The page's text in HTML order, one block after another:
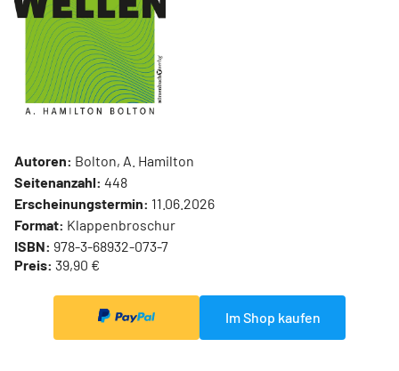
Autoren: Bolton, A. Hamilton
Seitenanzahl: 448
Erscheinungstermin: 11.06.2026
Format: Klappenbroschur
ISBN: 978-3-68932-073-7
Preis: 39,90 €
Im Shop kaufen